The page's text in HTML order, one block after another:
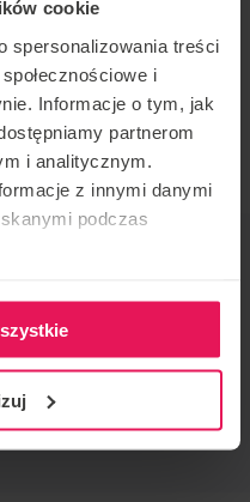
cookie
spersonalizowania treści
i
Informacje o tym, jak
partnerom
i analitycznym.
z innymi danymi
podczas
Coach: FF1/FF2
do jego